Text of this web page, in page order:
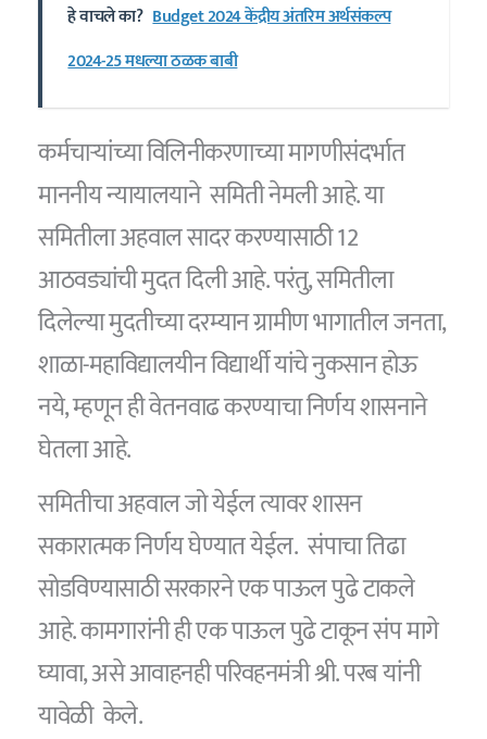
हे वाचले का? Budget 2024 केंद्रीय अंतरिम अर्थसंकल्प
2024-25 मधल्या ठळक बाबी
कर्मचाऱ्यांच्या विलिनीकरणाच्या मागणीसंदर्भात
माननीय न्यायालयाने समिती नेमली आहे. या
समितीला अहवाल सादर करण्यासाठी 12
आठवड्यांची मुदत दिली आहे. परंतु, समितीला
दिलेल्या मुदतीच्या दरम्यान ग्रामीण भागातील जनता,
शाळा-महाविद्यालयीन विद्यार्थी यांचे नुकसान होऊ
नये, म्हणून ही वेतनवाढ करण्याचा निर्णय शासनाने
घेतला आहे.
समितीचा अहवाल जो येईल त्यावर शासन
सकारात्मक निर्णय घेण्यात येईल. संपाचा तिढा
सोडविण्यासाठी सरकारने एक पाऊल पुढे टाकले
आहे. कामगारांनी ही एक पाऊल पुढे टाकून संप मागे
घ्यावा, असे आवाहनही परिवहनमंत्री श्री. परब यांनी
यावेळी केले.